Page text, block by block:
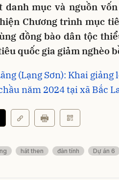
danh mục và nguồn
Chương trình mục
đồng bào dân tộc
quốc gia giảm nghèo
(Lạng Sơn): Khai
năm 2024 tại xã Bắc
hát then đàn tính Dự án 6